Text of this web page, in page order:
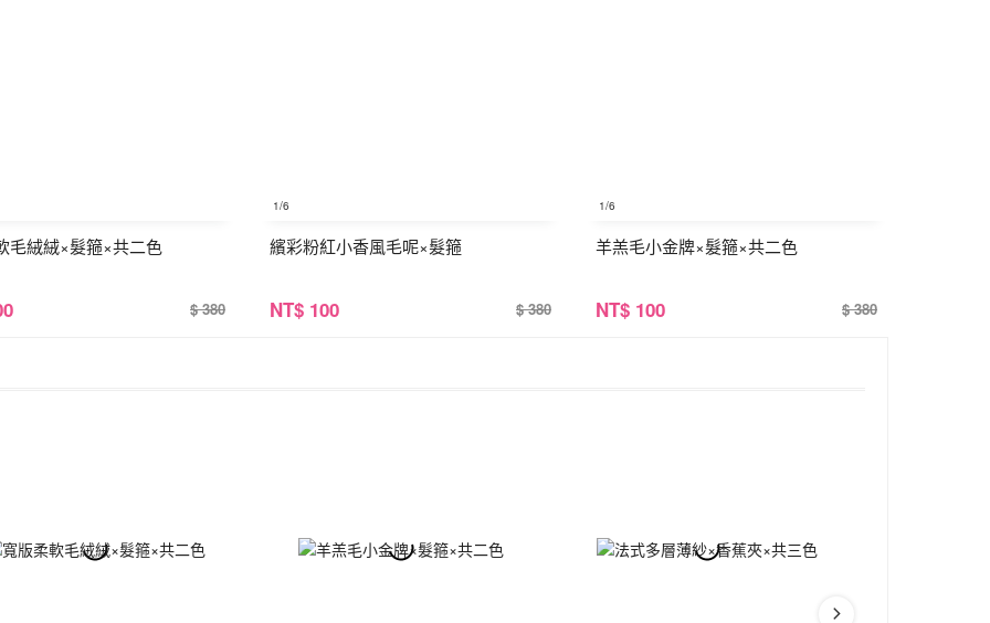
毛絨絨×髮箍×共二色
$ 380
1/6
繽彩粉紅小香風毛呢×髮箍
NT$ 100 $ 380
1/6
羊羔毛小金牌×髮箍×共二色
NT$ 100 $ 380